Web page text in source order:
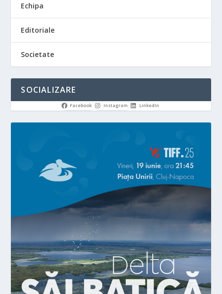
Echipa
Editoriale
Societate
SOCIALIZARE
Facebook Instagram LinkedIn